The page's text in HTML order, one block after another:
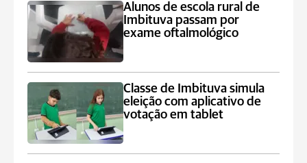
Alunos de escola rural de
Imbituva passam por
exame oftalmológico
Classe de Imbituva simula
eleição com aplicativo de
votação em tablet